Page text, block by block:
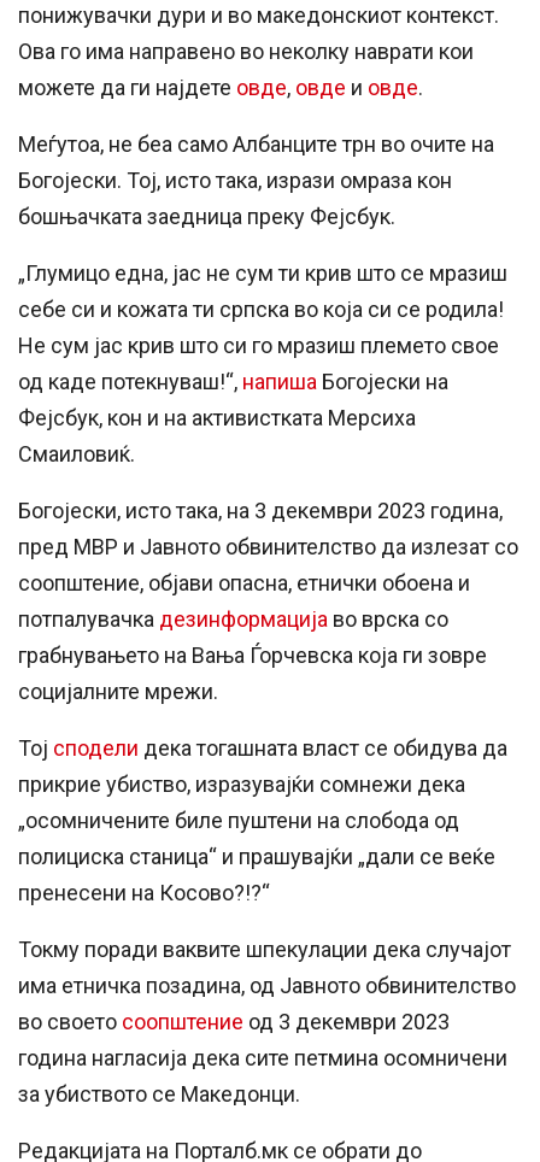
понижувачки дури и во македонскиот контекст.
Ова го има направено во неколку наврати кои
можете да ги најдете овде, овде и овде.
Меѓутоа, не беа само Албанците трн во очите на
Богојески. Тој, исто така, изрази омраза кон
бошњачката заедница преку Фејсбук.
„Глумицо една, јас не сум ти крив што се мразиш
себе си и кожата ти српска во која си се родила!
Не сум јас крив што си го мразиш племето свое
од каде потекнуваш!“, напиша Богојески на
Фејсбук, кон и на активистката Мерсиха
Смаиловиќ.
Богојески, исто така, на 3 декември 2023 година,
пред МВР и Јавното обвинителство да излезат со
соопштение, објави опасна, етнички обоена и
потпалувачка дезинформација во врска со
грабнувањето на Вања Ѓорчевска која ги зовре
социјалните мрежи.
Тој сподели дека тогашната власт се обидува да
прикрие убиство, изразувајќи сомнежи дека
„осомничените биле пуштени на слобода од
полициска станица“ и прашувајќи „дали се веќе
пренесени на Косово?!?“
Токму поради ваквите шпекулации дека случајот
има етничка позадина, од Јавното обвинителство
во своето соопштение од 3 декември 2023
година нагласија дека сите петмина осомничени
за убиството се Македонци.
Редакцијата на Порталб.мк се обрати до